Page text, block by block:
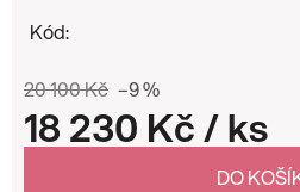
Kód:
20 100 Kč –9 %
18 230 Kč/ ks
DO